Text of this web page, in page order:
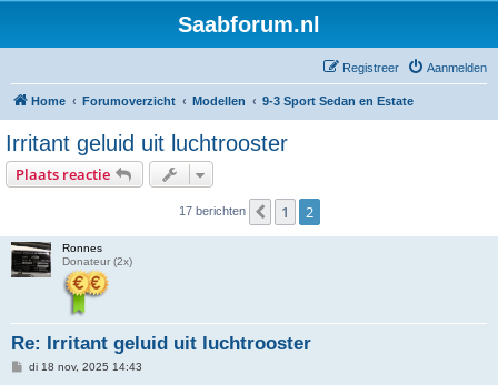
Saabforum.nl
Aanmelden
Registreer
Home Forumoverzicht Modellen 9-3 Sport Sedan en Estate
Irritant geluid uit luchtrooster
Plaats reactie
17 berichten Vorige
1 2
Ronnes
Donateur (2x)
Re: Irritant geluid uit luchtrooster
Bdi 18 nov, 2025 14:43